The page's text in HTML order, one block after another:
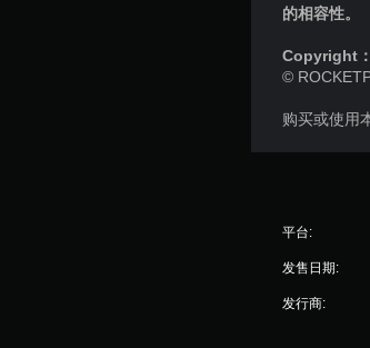
的相容性。
Copyright：
©
购买或使用
平台:
发售日期:
发行商: